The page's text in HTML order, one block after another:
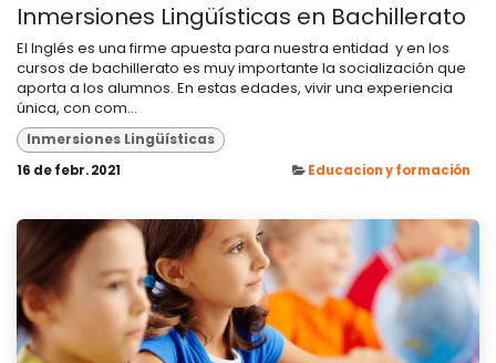
Inmersiones Lingüísticas en Bachillerato
El Inglés es una firme apuesta para nuestra entidad y en los
cursos de bachillerato es muy importante la socialización que
aporta a los alumnos. En estas edades, vivir una experiencia
única, con com...
Inmersiones Lingüísticas
16 de febr. 2021 Educacion y formación